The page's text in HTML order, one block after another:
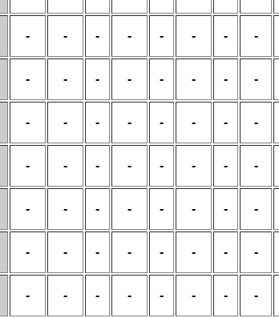
- - - - - - - -
- - - - - - - -
- - - - - - - -
- - - - - - - -
- - - - - - - -
- - - - - - - -
- - - - - - - -